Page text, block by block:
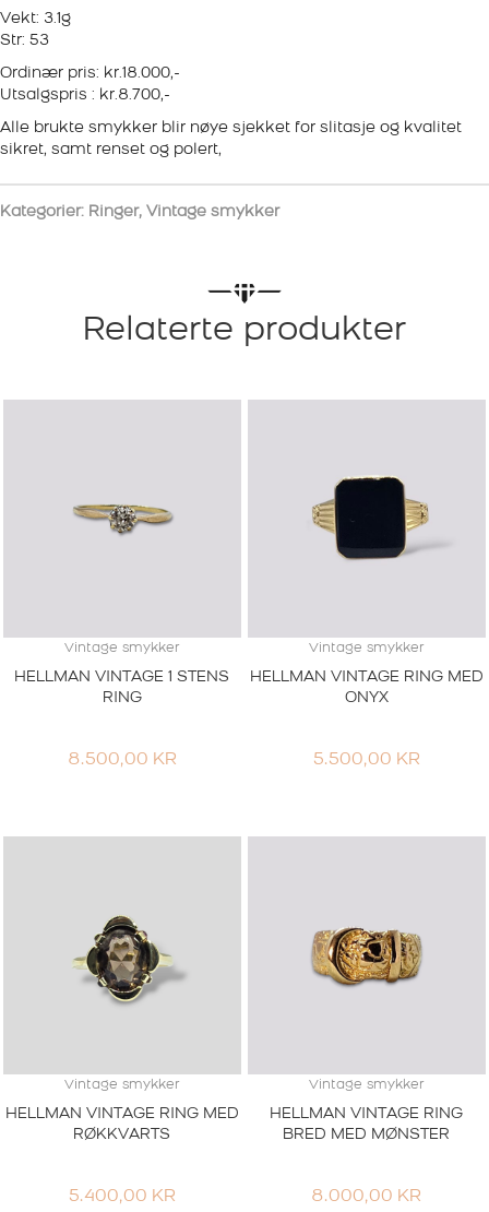
Vekt: 3.1g
Str: 53
Ordinær pris: kr.18.000,-
Utsalgspris : kr.8.700,-
Alle brukte smykker blir nøye sjekket for slitasje og kvalitet
sikret, samt renset og polert,
Kategorier: Ringer, Vintage smykker
Relaterte produkter
Vintage smykker
HELLMAN VINTAGE 1 STENS
RING
8.500,00 KR
Vintage smykker
HELLMAN VINTAGE RING MED
ONYX
5.500,00 KR
Vintage smykker
HELLMAN VINTAGE RING MED
RØKKVARTS
5.400,00 KR
Vintage smykker
HELLMAN VINTAGE RING
BRED MED MØNSTER
8.000,00 KR